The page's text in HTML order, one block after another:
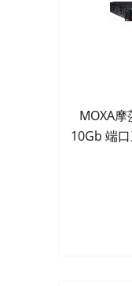
MOXA摩
10Gb 端